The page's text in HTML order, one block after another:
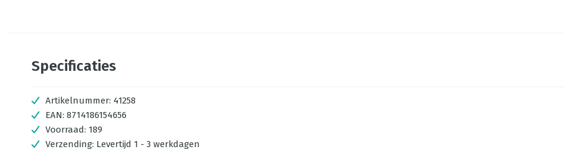
Specificaties
Artikelnummer: 41258
EAN: 8714186154656
Voorraad: 189
Verzending: Levertijd 1 - 3 werkdagen